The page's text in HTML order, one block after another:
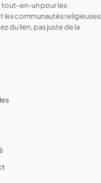
en-un pour les
les communautés religieuses
du lien, pas juste de la